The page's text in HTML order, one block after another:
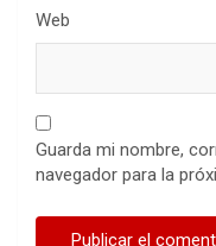
Web
Guarda mi nombre,
navegador para la